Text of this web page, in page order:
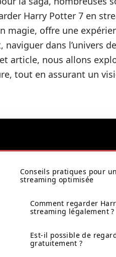
Harry Potter 7 en
magie, offre une
dans l’univers
article, nous allons
tout en assurant un
Conseils pratiques pour
streaming optimisée
Comment regarder
streaming légalement ?
Est-il possible de
gratuitement ?